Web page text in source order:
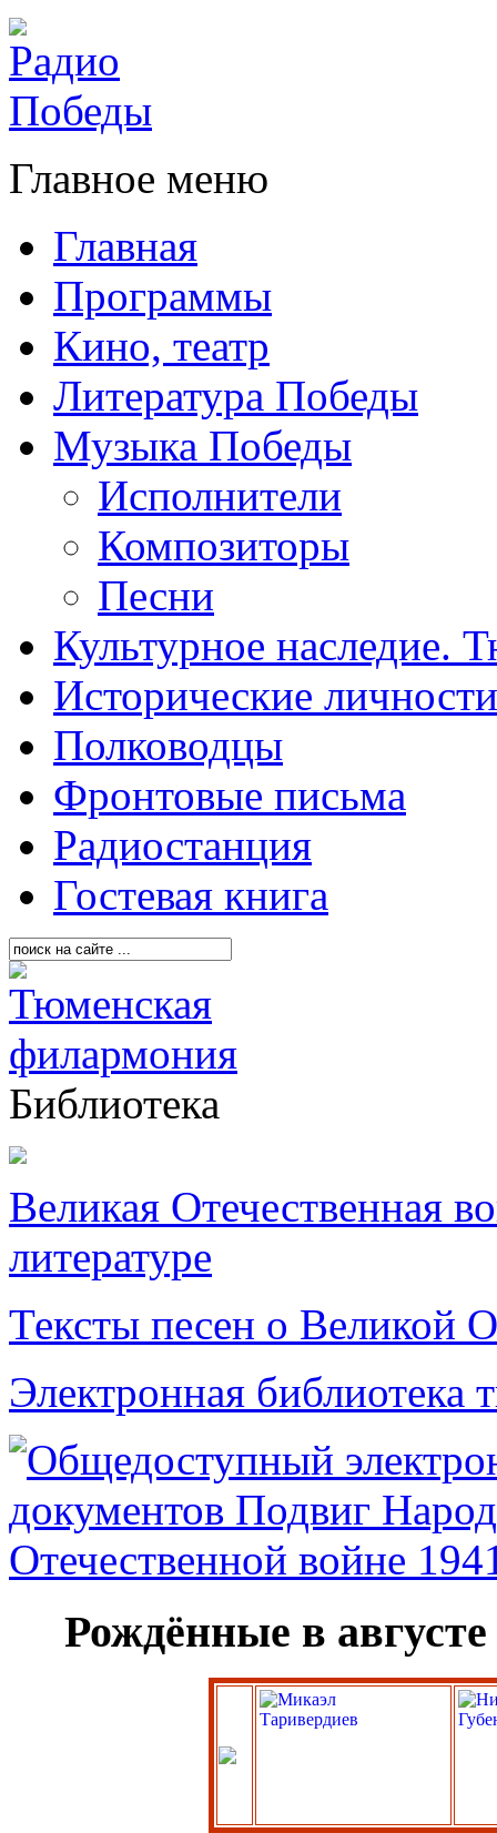
Главное меню
Главная
Программы
Кино, театр
Литература Победы
Музыка Победы
Исполнители
Композиторы
Песни
Культурное наследие.
Исторические личности
Полководцы
Фронтовые письма
Радиостанция
Гостевая книга
Библиотека
Великая Отечественная
литературе
Тексты песен о Великой
Электронная библиотека
Рождённые в августе